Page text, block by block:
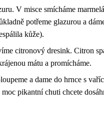
V misce smícháme
potřeme glazurou a
kůže).
citronový dresink. Citron
mátu a promícháme.
a dame do hrnce s
pikantní chuti chcete